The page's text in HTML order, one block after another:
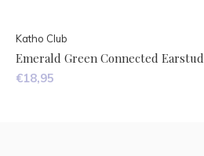
Katho Club
Emerald Green Connected Earstud
€18,95